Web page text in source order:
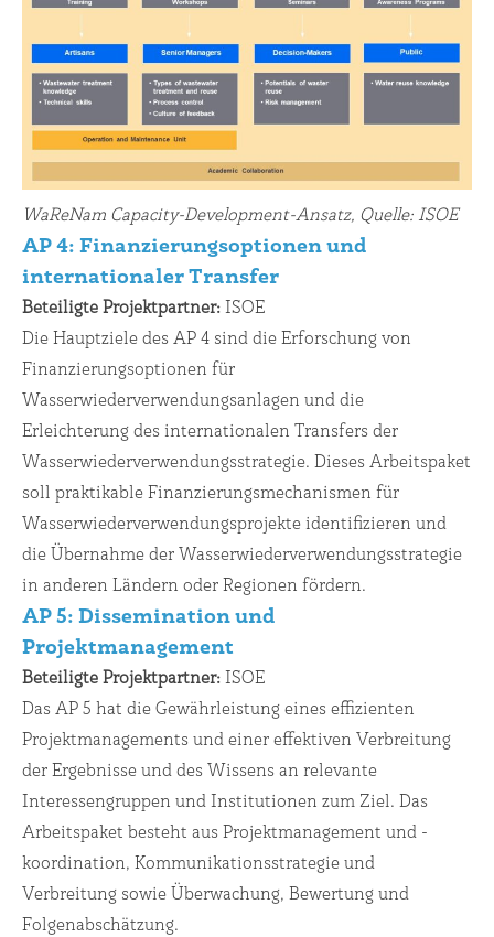
WaReNam Capacity-Development-Ansatz, Quelle: ISOE
AP 4: Finanzierungsoptionen und
internationaler Transfer
Beteiligte Projektpartner: ISOE
Die Hauptziele des AP 4 sind die Erforschung von
Finanzierungsoptionen für
Wasserwiederverwendungsanlagen und die
Erleichterung des internationalen Transfers der
Wasserwiederverwendungsstrategie. Dieses Arbeitspaket
soll praktikable Finanzierungsmechanismen für
Wasserwiederverwendungsprojekte identifizieren und
die Übernahme der Wasserwiederverwendungsstrategie
in anderen Ländern oder Regionen fördern.
AP 5: Dissemination und
Projektmanagement
Beteiligte Projektpartner: ISOE
Das AP 5 hat die Gewährleistung eines effizienten
Projektmanagements und einer effektiven Verbreitung
der Ergebnisse und des Wissens an relevante
Interessengruppen und Institutionen zum Ziel. Das
Arbeitspaket besteht aus Projektmanagement und -
koordination, Kommunikationsstrategie und
Verbreitung sowie Überwachung, Bewertung und
Folgenabschätzung.